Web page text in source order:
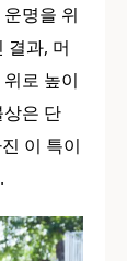
명을 위
결과, 머
로 높이
은 단
이 특이